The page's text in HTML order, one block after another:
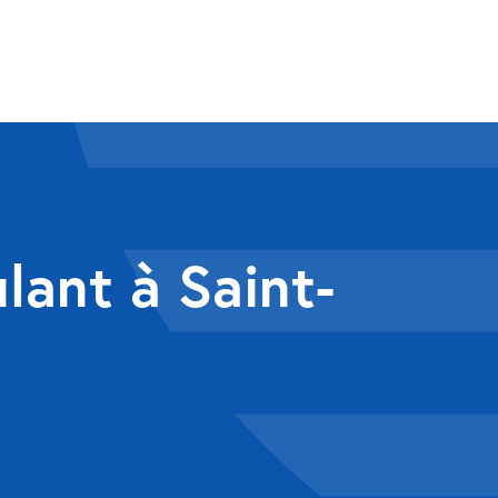
à Saint-